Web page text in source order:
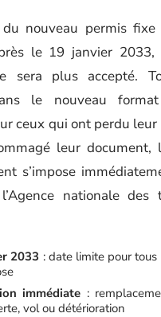
nouveau permis fixe
le 19 janvier
sera plus accepté.
le nouveau
ceux qui ont perdu
leur document,
s’impose
nationale des
2033 : date limite pour
immédiate :
vol ou détérioration